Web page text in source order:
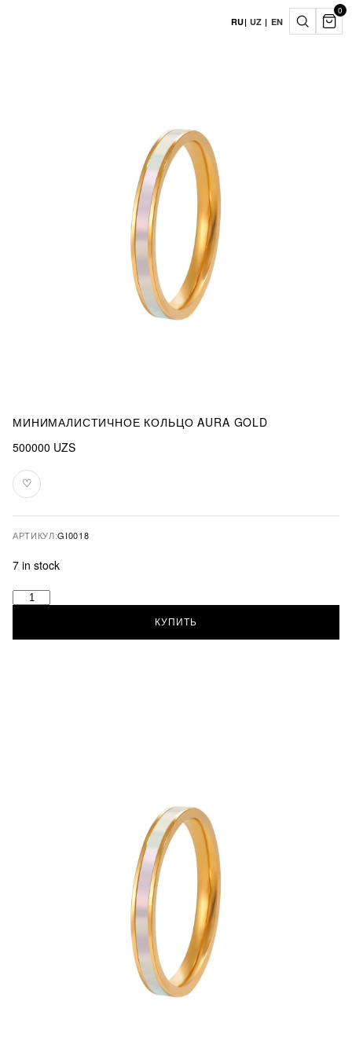
RU| UZ | EN
0
МИНИМАЛИСТИЧНОЕ КОЛЬЦО AURA GOLD
500000 UZS
♡
В
избранное
АРТИКУЛ:GI0018
7 in stock
Минималистичное
КУПИТЬ